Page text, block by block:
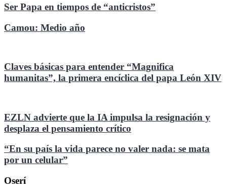
Ser Papa en tiempos de “anticristos”
Camou: Medio año
Claves básicas para entender “Magnifica
humanitas”, la primera encíclica del papa León XIV
EZLN advierte que la IA impulsa la resignación y
desplaza el pensamiento crítico
“En su país la vida parece no valer nada: se mata
por un celular”
Oserí